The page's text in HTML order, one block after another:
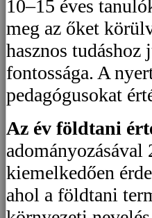
10–15 éves
meg az őket
hasznos tudáshoz
fontossága. A
pedagógusokat
Az év földtani
kiemelkedően
ahol a földtani